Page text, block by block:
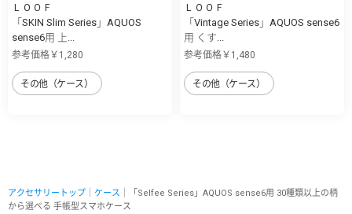
ＬＯＯＦ
「SKIN Slim Series」AQUOS
sense6用 上...
参考価格￥1,280
その他（ケース）
ＬＯＯＦ
「Vintage Series」AQUOS sense6
用 くす...
参考価格￥1,480
その他（ケース）
アクセサリートップ ケース ｜「Selfee Series」AQUOS sense6用 30種類以上の柄
から選べる 手帳型スマホケース